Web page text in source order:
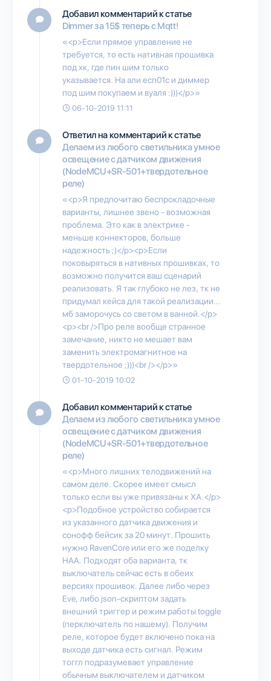
Добавил комментарий к статье
Dimmer за 15$ теперь с Mqtt!
«<p>Если прямое управление не
требуется, то есть нативная прошивка
под хк, где пин шим только
указывается. На али есп01с и диммер
под шим покупаем и вуаля :)))</p>»
06-10-2019 11:11
Ответил на комментарий к статье
Делаем из любого светильника умное
освещение с датчиком движения
(NodeMCU+SR-501+твердотельное
реле)
«<p>Я предпочитаю беспрокладочные
варианты, лишнее звено - возможная
проблема. Это как в электрике -
меньше коннекторов, больше
надежность ;)</p><p>Если
поковыряться в нативных прошивках, то
возможно получится ваш сценарий
реализовать. Я так глубоко не лез, тк не
придумал кейса для такой реализации...
мб заморочусь со светом в ванной.</p>
<p><br />Про реле вообще странное
замечание, никто не мешает вам
заменить электромагнитное на
твердотельное ;)))<br /></p>»
01-10-2019 10:02
Добавил комментарий к статье
Делаем из любого светильника умное
освещение с датчиком движения
(NodeMCU+SR-501+твердотельное
реле)
«<p>Много лишних телодвижений на
самом деле. Скорее имеет смысл
только если вы уже привязаны к ХА.</p>
<p>Подобное устройство собирается
из указанного датчика движения и
сонофф бейсик за 20 минут. Прошить
нужно RavenCore или его же поделку
HAA. Подходят оба варианта, тк
выключатель сейчас есть в обеих
версиях прошивок. Далее либо через
Eve, либо json-скриптом задать
внешний триггер и режим работы toggle
(перключатель по нашему). Получим
реле, которое будет включено пока на
выходе датчика есть сигнал. Режим
тоггл подразумевает управление
обычным выключателем и датчиком